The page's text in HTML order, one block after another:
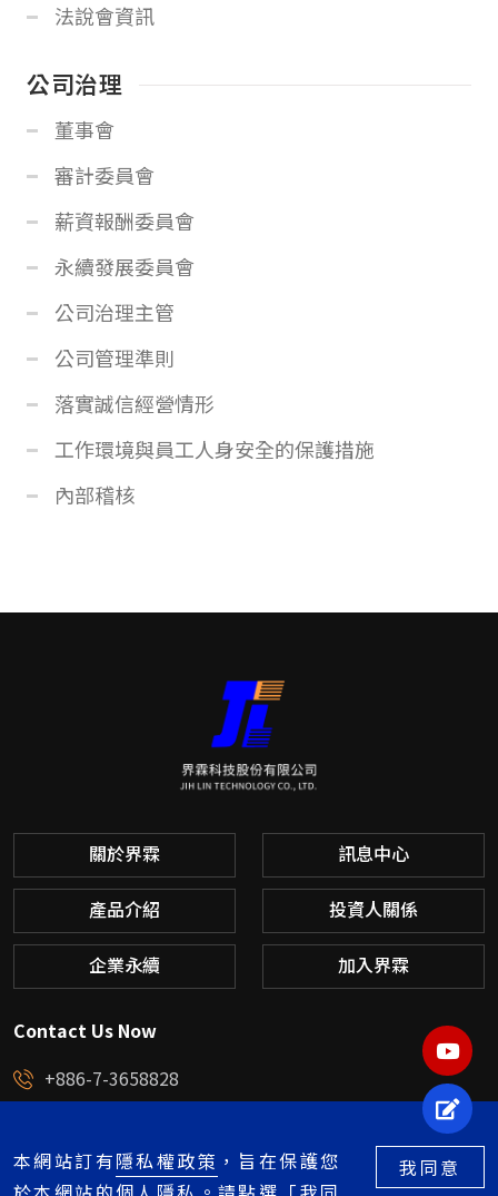
法說會資訊
公司治理
董事會
審計委員會
薪資報酬委員會
永續發展委員會
公司治理主管
公司管理準則
落實誠信經營情形
工作環境與員工人身安全的保護措施
內部稽核
關於界霖 訊息中心
產品介紹 投資人關係
企業永續 加入界霖
Contact Us Now
+886-7-3658828
高雄市楠梓區中央路58號
立即
本網站訂有隱私權政策 ，旨在保護您
我同意